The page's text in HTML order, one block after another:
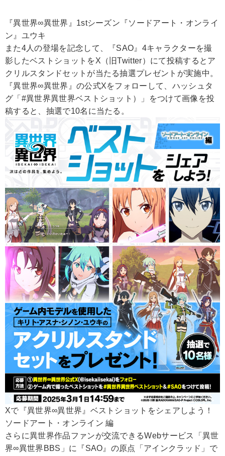
『異世界∞異世界』1stシーズン『ソードアート・オンライ
ン』ユウキ
また4人の登場を記念して、『SAO』4キャラクターを撮
影したベストショットをX（旧Twitter）にて投稿するとア
クリルスタンドセットが当たる抽選プレゼントが実施中。
『異世界∞異世界』の公式Xをフォローして、ハッシュタ
グ「#異世界異世界ベストショット）」をつけて画像を投
稿すると、抽選で10名に当たる。
Xで『異世界∞異世界』ベストショットをシェアしよう！
ソードアート・オンライン 編
さらに異世界作品ファンが交流できるWebサービス「異世
界∞異世界BBS」に『SAO』の原点「アインクラッド」で